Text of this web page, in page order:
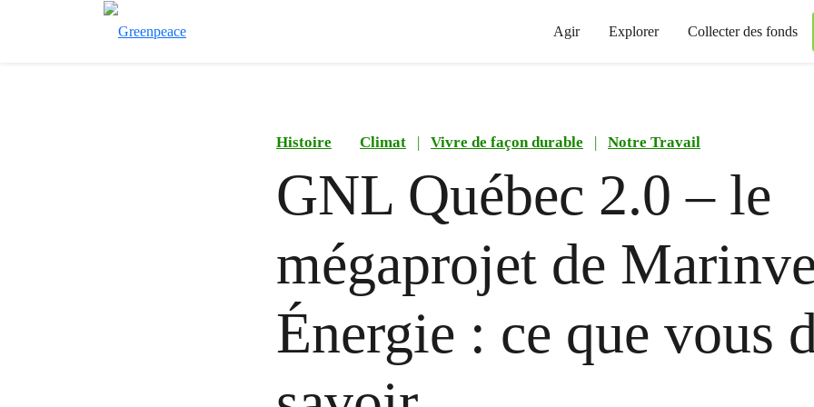
Agir Explorer Collecter des fonds
Histoire Climat | Vivre de façon durable | Notre Travail
GNL Québec 2.0 – le
mégaprojet de
Énergie : ce que vous